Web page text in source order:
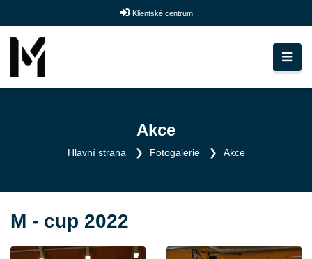
Klientské centrum
Akce
Hlavní strana Fotogalerie Akce
M - cup 2022